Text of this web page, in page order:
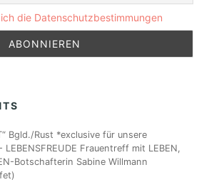
die Datenschutzbestimmungen
Bgld./Rust *exclusive für unsere
LEBENSFREUDE Frauentreff mit LEBEN,
Botschafterin Sabine Willmann